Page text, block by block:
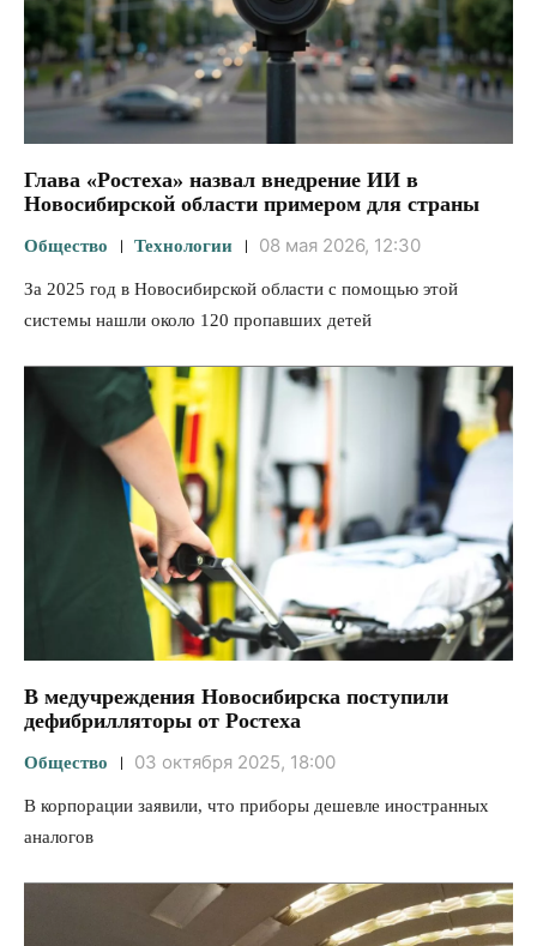
Глава «Ростеха» назвал внедрение ИИ в
Новосибирской области примером для страны
Общество Технологии 08 мая 2026, 12:30
За 2025 год в Новосибирской области с помощью этой
системы нашли около 120 пропавших детей
В медучреждения Новосибирска поступили
дефибрилляторы от Ростеха
Общество 03 октября 2025, 18:00
В корпорации заявили, что приборы дешевле иностранных
аналогов